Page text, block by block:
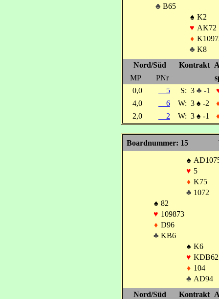
♣ B65
♠ K2
♥ AK72
♦
♣ K8
Nord/Süd
Kontrakt
MP
PNr
0,0
5 S: 3 ♣ -1
4,0
6 W: 3 ♠ -2
2,0
2 W: 3 ♠ -1
Boardnummer: 15
♠
♥ 5
♦ K75
♣ 1072
♠ 82
♥ 109873
♦ D96
♣ KB6
♠ K6
♥ KDB62
♦ 104
♣ AD94
Nord/Süd
Kontrakt